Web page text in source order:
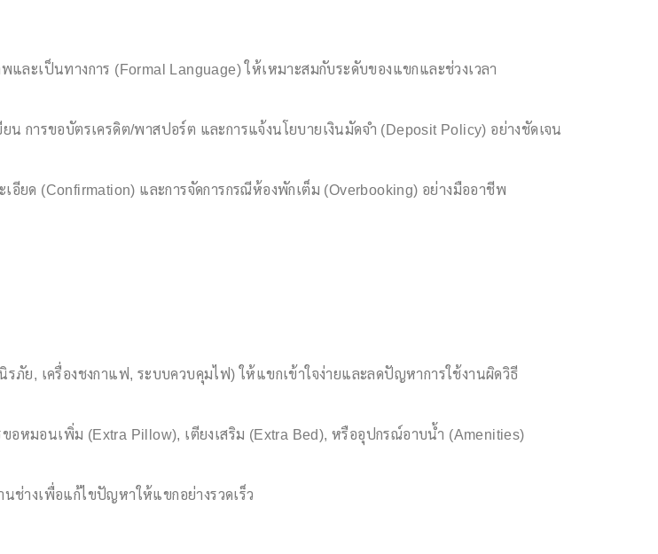
ละเป็นทางการ (Formal Language) ให้เหมาะสมกับระดับของแขกและช่วงเวลา
การขอบัตรเครดิต/พาสปอร์ต และการแจ้งนโยบายเงินมัดจำ (Deposit Policy) อย่างชัดเจน
อียด (Confirmation) และการจัดการกรณีห้องพักเต็ม (Overbooking) อย่างมืออาชีพ
ภัย, เครื่องชงกาแฟ, ระบบควบคุมไฟ) ให้แขกเข้าใจง่ายและลดปัญหาการใช้งานผิดวิธี
อหมอนเพิ่ม (Extra Pillow), เตียงเสริม (Extra Bed), หรืออุปกรณ์อาบน้ำ (Amenities)
ช่างเพื่อแก้ไขปัญหาให้แขกอย่างรวดเร็ว